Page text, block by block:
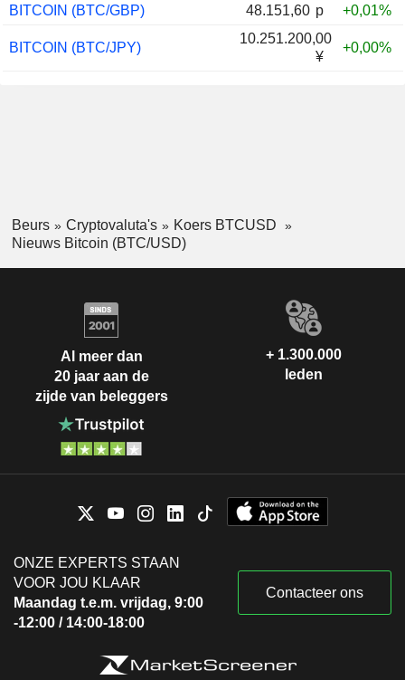
BITCOIN (BTC/GBP)
48.151,60 p +0,01%
BITCOIN (BTC/JPY)
10.251.200,00
¥
+0,00%
Beurs Cryptovaluta's
Koers BTCUSD
Nieuws Bitcoin (BTC/USD)
Al meer dan
20 jaar aan de
zijde van beleggers
+ 1.300.000
leden
ONZE EXPERTS STAAN
VOOR JOU KLAAR
Maandag t.e.m. vrijdag, 9:00
-12:00 / 14:00-18:00
Contacteer ons